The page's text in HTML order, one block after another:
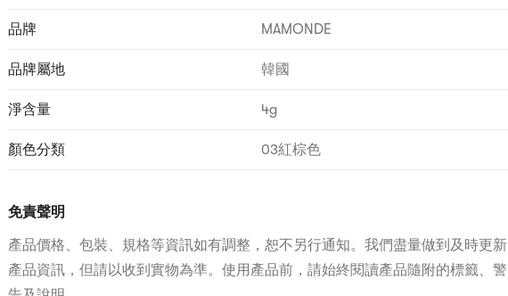
品牌 MAMONDE
品牌屬地 韓國
淨含量 4g
顏色分類 03紅棕色
免責聲明
產品價格、包裝、規格等資訊如有調整，恕不另行通知。我們盡量做到及時更新
產品資訊，但請以收到實物為準。使用產品前，請始終閱讀產品隨附的標籤、警